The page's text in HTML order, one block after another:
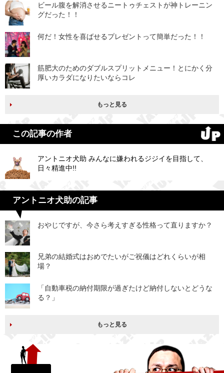
ビール腹を解消させるニートゥチェストが神トレーニン
グだった！！
何だ！女性を喜ばせるプレゼントって簡単だった！！
筋肥大のためのダブルスプリットメニュー！とにかく分
厚いカラダになりたいならコレ
もっと見る
この記事の作者
アントニオ犬助 みんなに嫌われるジジイを目指して、
日々精進中!!
アントニオ犬助の記事
おやじですが、今さら考えすぎる性格って直りますか？
兄弟の結婚式はおめでたいがご祝儀はどれくらいが相
場？
「自動車税の納付期限が過ぎたけど納付しないとどうな
る？」
もっと見る